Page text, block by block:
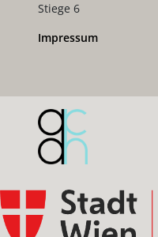
Stiege 6
Impressum